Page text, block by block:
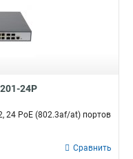
24P
24 PoE (802.3af/at) портов
Сравнить